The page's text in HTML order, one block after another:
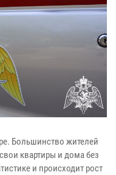
Большинство жителей
квартиры и дома без
и происходит рост